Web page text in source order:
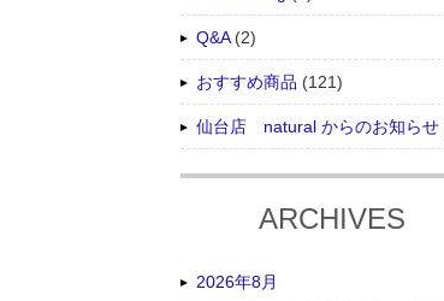
Q&A(2)
おすすめ商品 (121)
仙台店 natural からのお知らせ
ARCHIVES
2026年8月